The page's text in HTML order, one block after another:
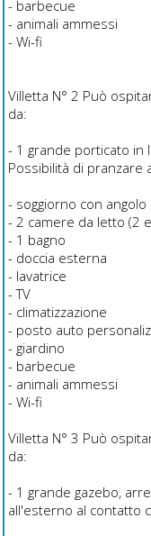
- barbecue
- animali ammessi
- Wi-fi
Villetta N° 2 Può
da:
- 1 grande porticato in
Possibilità di pranzare
- soggiorno con
- 2 camere da letto (2
- 1 bagno
- doccia esterna
- lavatrice
- TV
- climatizzazione
- posto auto
- giardino
- barbecue
- animali ammessi
- Wi-fi
Villetta N° 3 Può
da:
- 1 grande gazebo,
all'esterno al contatto